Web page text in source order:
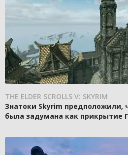
THE ELDER SCROLLS V: SKYRIM
Знатоки Skyrim предположили,
была задумана как прикрытие